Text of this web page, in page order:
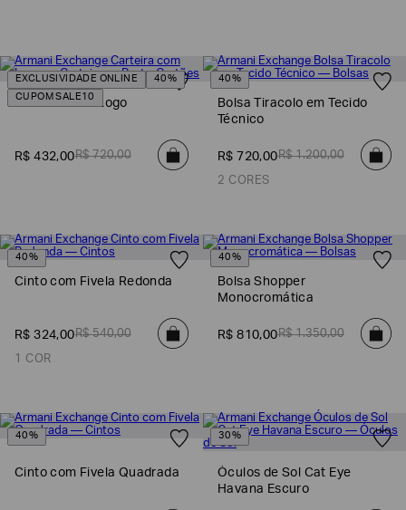
EXCLUSIVIDADE ONLINE
40%
CUPOM SALE10
Carteira com Logo
R$ 432,00R$ 720,00
40%
Bolsa Tiracolo em Tecido
Técnico
R$ 720,00R$ 1.200,00
2 CORES
40%
Cinto com Fivela Redonda
R$ 324,00R$ 540,00
1 COR
40%
Bolsa Shopper
Monocromática
R$ 810,00R$ 1.350,00
40%
Cinto com Fivela Quadrada
30%
Óculos de Sol Cat Eye
Havana Escuro